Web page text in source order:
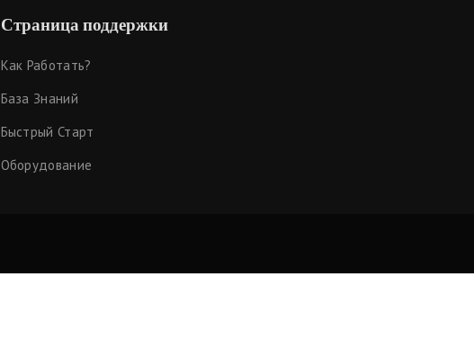
Страница поддержки
Как Работать?
База Знаний
Быстрый Старт
Оборудование